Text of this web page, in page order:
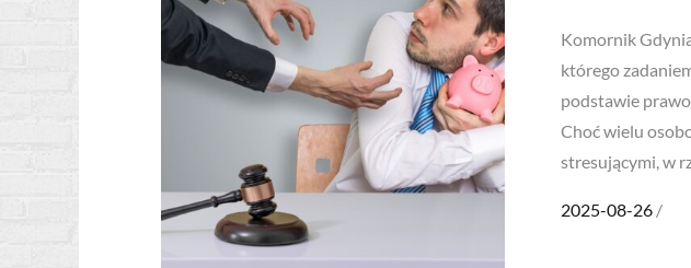
Komornik
którego
podstawie
Choć wielu
stresującymi, w
Posted
2025-08-26